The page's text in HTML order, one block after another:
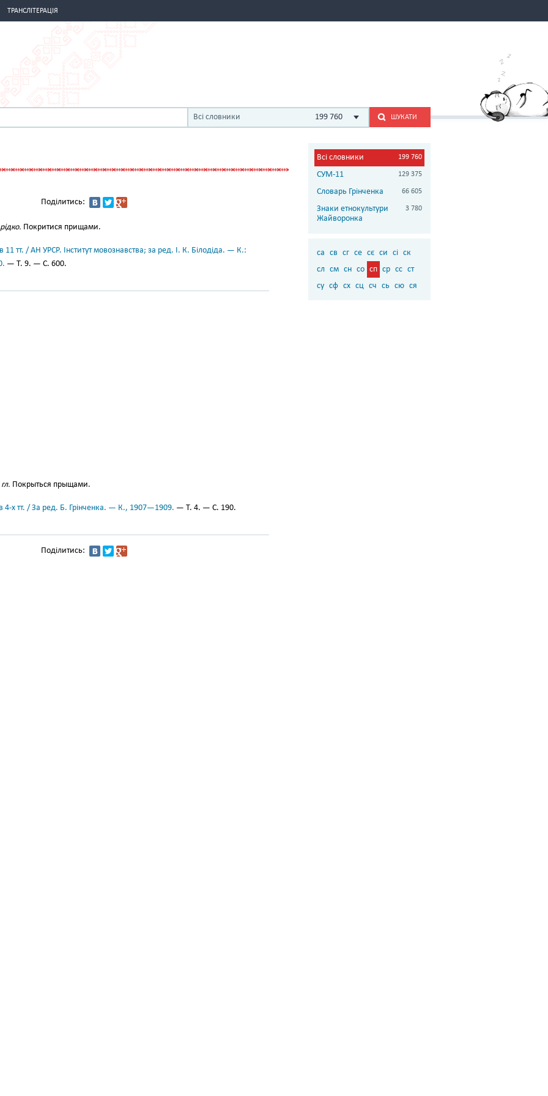
ТРАНСЛІТЕРАЦІЯ
Всі словники 199 760 ШУКАТИ
Поділитись:
Покритися прищами.
11 тт. / АН УРСР. Інститут мовознавства; за ред. І. К. Білодіда. — К.:
— Т. 9. — С. 600.
гл. Покрыться прыщами.
4-х тт. / За ред. Б. Грінченка. — К., 1907—1909. — Т. 4. — С. 190.
Поділитись:
Всі словники 199 760
СУМ-11 129 375
Словарь Грінченка 66 605
Знаки етнокультури
Жайворонка
3 780
са св сг се сє си сі ск
сл см сн со сп ср сс ст
су сф сх сц сч сь сю ся